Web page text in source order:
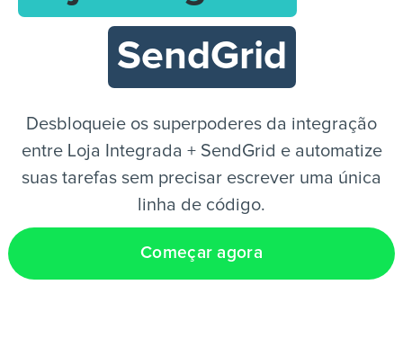
PT
SendGrid
Desbloqueie os superpoderes da integração
entre Loja Integrada + SendGrid e automatize
suas tarefas sem precisar escrever uma única
linha de código.
Começar agora